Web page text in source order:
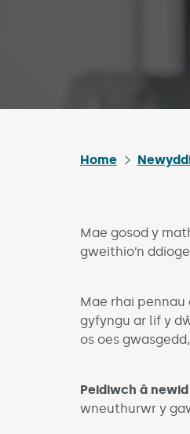
Home
Mae gosod y
gweithio’n
Mae rhai pennau
gyfyngu ar lif y
os oes
Peidiwch â
wneuthurwr y